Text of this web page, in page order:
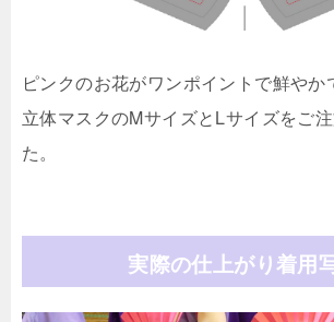
ピンクのお花がワンポイントで鮮やか
立体マスクのMサイズとLサイズをご
た。
実際の仕上がり着用